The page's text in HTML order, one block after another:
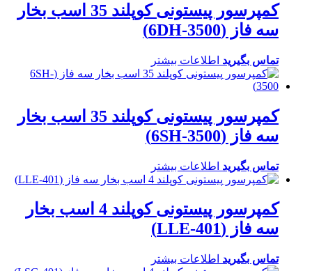
کمپرسور پیستونی کوپلند 35 اسب بخار
سه فاز (6DH-3500)
تماس بگیرید اطلاعات بیشتر
کمپرسور پیستونی کوپلند 35 اسب بخار
سه فاز (6SH-3500)
تماس بگیرید اطلاعات بیشتر
کمپرسور پیستونی کوپلند 4 اسب بخار
سه فاز (LLE-401)
تماس بگیرید اطلاعات بیشتر